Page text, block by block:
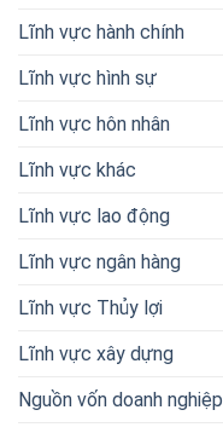
Lĩnh vực hành chính
Lĩnh vực hình sự
Lĩnh vực hôn nhân
Lĩnh vực khác
Lĩnh vực lao động
Lĩnh vực ngân hàng
Lĩnh vực Thủy lợi
Lĩnh vực xây dựng
Nguồn vốn doanh nghiệp